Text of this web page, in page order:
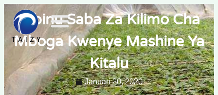
Mbinu Saba Za Kilimo Cha
Mboga Kwenye Mashine Ya
Kitalu
Januari 20, 2020